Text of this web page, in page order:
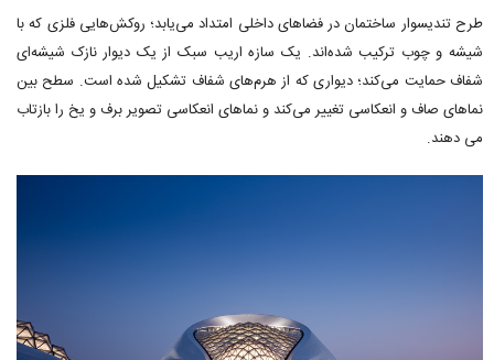
طرح تندیسوار ساختمان در فضاهای داخلی امتداد می‌یابد؛ روکش‌هایی فلزی که با
شیشه و چوب ترکیب شده‌اند. یک سازه اریب سبک از یک دیوار نازک شیشه‌ای
شفاف حمایت می‌کند؛ دیواری که از هرم‌های شفاف تشکیل شده است. سطح بین
نماهای صاف و انعکاسی تغییر می‌کند و نماهای انعکاسی تصویر برف و یخ را بازتاب
می دهند.